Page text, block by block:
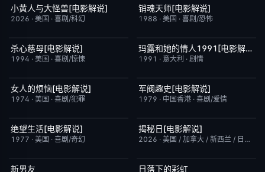
已完结
小黄人与大怪兽[电影解说]
2026 · 美国 · 喜剧/科幻
已完结
销魂天师[电影解说]
1988 · 美国 · 喜剧/恐怖
已完结
杀心慈母[电影解说]
1994 · 美国 · 喜剧/惊悚
已完结 6.1玛露和她的情人1991[电影解说]
1991 · 意大利 · 剧情
已完结
女人的烦恼[电影解说]
1974 · 美国 · 喜剧/犯罪
已完结
军阀趣史[电影解说]
1979 · 中国香港 · 喜剧/爱情
已完结
绝望生活[电影解说]
1977 · 美国 · 喜剧/奇幻
已完结
揭秘日[电影解说]
2026 · 美国 / 加拿大 / 新西兰 / 日本
更新至第1集
新男友 更新至第5集
日落下的彩虹